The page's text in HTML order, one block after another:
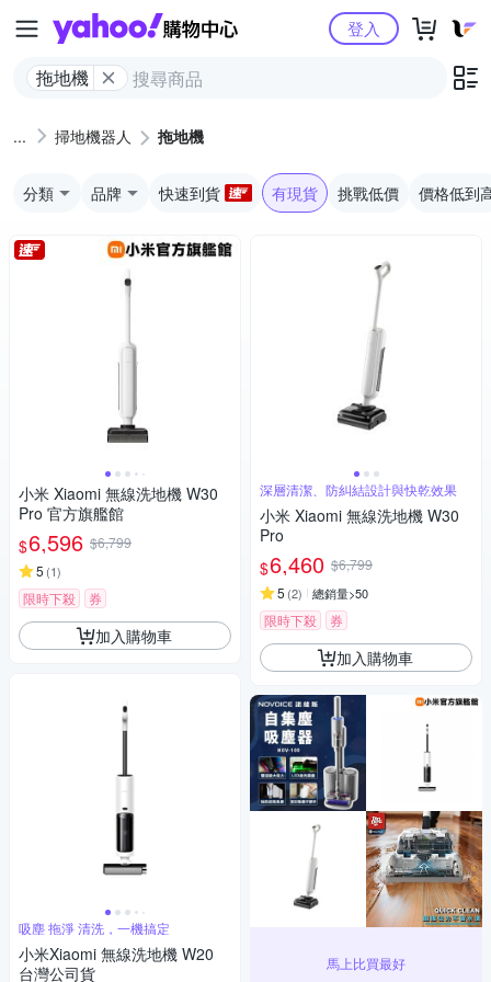
Yahoo購物中心
拖地機
登入
掃地機器人 拖地機
分類 品牌 快速到貨 有現貨 挑戰低價 價格低到
小米 Xiaomi 無線洗地機 W30
Pro 官方旗艦館
$6,596 $6,799
5 (1)
限時下殺 券
加入購物車
吸塵 拖淨 清洗，一機搞定
小米Xiaomi 無線洗地機 W20
台灣公司貨
深層清潔、防糾結設計與快乾效果
小米 Xiaomi 無線洗地機 W30
Pro
$6,460 $6,799
5 (2) 總銷量>50
限時下殺 券
加入購物車
馬上比買最好